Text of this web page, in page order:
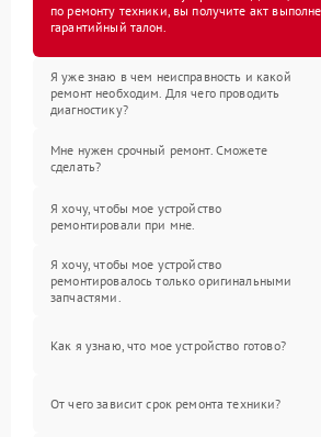
по ремонту техники, вы получите акт
гарантийный талон.
Я уже знаю в чем неисправность и какой
ремонт необходим. Для чего проводить
диагностику?
Мне нужен срочный ремонт. Сможете
сделать?
Я хочу, чтобы мое устройство
ремонтировали при мне.
Я хочу, чтобы мое устройство
ремонтировалось только оригинальными
запчастями.
Как я узнаю, что мое устройство готово?
От чего зависит срок ремонта техники?